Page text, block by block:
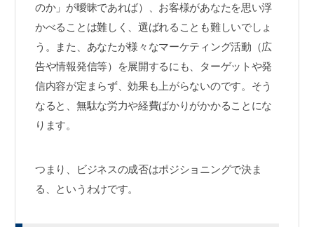
のか」が曖昧であれば）、お客様があなたを思い浮
かべることは難しく、選ばれることも難しいでしょ
う。また、あなたが様々なマーケティング活動（広
告や情報発信等）を展開するにも、ターゲットや発
信内容が定まらず、効果も上がらないのです。そう
なると、無駄な労力や経費ばかりがかかることにな
ります。
つまり、ビジネスの成否はポジショニングで決ま
る、というわけです。